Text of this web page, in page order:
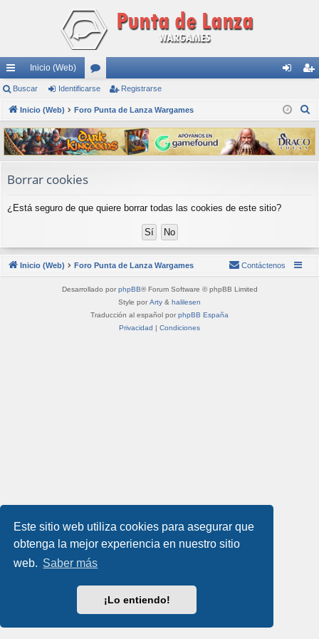
Este sitio web utiliza cookies para asegurar que
obtenga la mejor experiencia en nuestro sitio
web. Saber más
¡Lo entiendo!
nl
ac
es
rá
pi
Inicio (Web)
or
os nti
fic
ar
ist
ra
rs
Buscar Identificarse Registrarse
Inicio (Web) Foro Punta de Lanza Wargames
s
c
Borrar cookies
¿Está seguro de que quiere borrar todas las cookies de este sitio?
Inicio (Web) Foro Punta de Lanza Wargames Contáctenos
Desarrollado por phpBB® Forum Software © phpBB Limited
Style por Arty & halilesen
Traducción al español por phpBB España
Privacidad | Condiciones